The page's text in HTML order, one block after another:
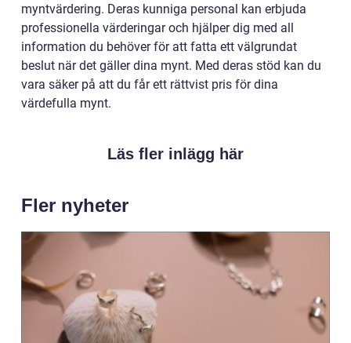
myntvärdering. Deras kunniga personal kan erbjuda
professionella värderingar och hjälper dig med all
information du behöver för att fatta ett välgrundat
beslut när det gäller dina mynt. Med deras stöd kan du
vara säker på att du får ett rättvist pris för dina
värdefulla mynt.
Läs fler inlägg här
Fler nyheter